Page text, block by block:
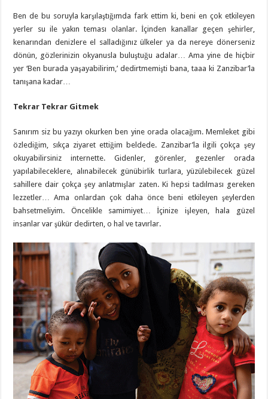
Ben de bu soruyla karşılaştığımda fark ettim ki, beni en çok etkileyen
yerler su ile yakın teması olanlar. İçinden kanallar geçen şehirler,
kenarından denizlere el salladığınız ülkeler ya da nereye dönerseniz
dönün, gözlerinizin okyanusla buluştuğu adalar… Ama yine de hiçbir
yer ‘Ben burada yaşayabilirim,’ dedirtmemişti bana, taaa ki Zanzibar’la
tanışana kadar…
Tekrar Tekrar Gitmek
Sanırım siz bu yazıyı okurken ben yine orada olacağım. Memleket gibi
özlediğim, sıkça ziyaret ettiğim beldede. Zanzibar’la ilgili çokça şey
okuyabilirsiniz internette. Gidenler, görenler, gezenler orada
yapılabileceklere, alınabilecek günübirlik turlara, yüzülebilecek güzel
sahillere dair çokça şey anlatmışlar zaten. Ki hepsi tadılması gereken
lezzetler… Ama onlardan çok daha önce beni etkileyen şeylerden
bahsetmeliyim. Öncelikle samimiyet… İçinize işleyen, hala güzel
insanlar var şükür dedirten, o hal ve tavırlar.